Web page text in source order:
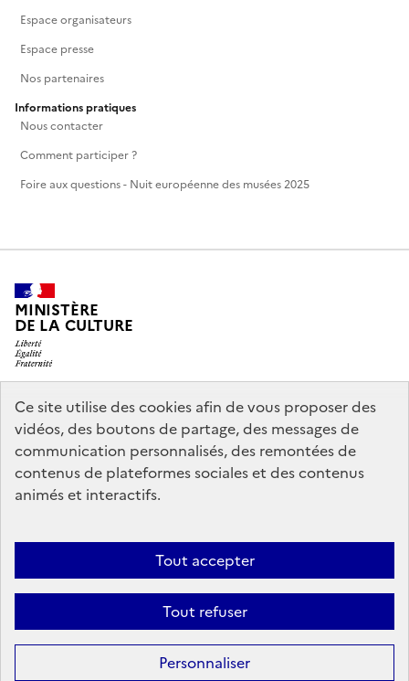
Ce site utilise des cookies afin de vous proposer des
vidéos, des boutons de partage, des messages de
communication personnalisés, des remontées de
contenus de plateformes sociales et des contenus
animés et interactifs.
Tout accepter
Tout refuser
Personnaliser
Espace organisateurs
Espace presse
Nos partenaires
Informations pratiques
Nous contacter
Comment participer ?
Foire aux questions - Nuit européenne des musées 2025
MINISTÈRE
DE LA CULTURE
legifrance.gouv.fr
info.gouv.fr
service-public.gouv.fr
data.gouv.fr
Crédits Accessibilité : partiellement conforme
Mentions légales
Politique d’utilisation des témoins de connexion (cookies)
générale de protection des données